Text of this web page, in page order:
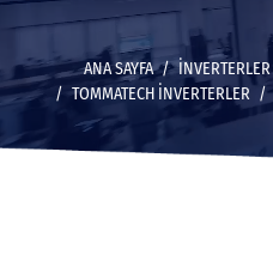
ANA SAYFA İNVERTERLER
TOMMATECH İNVERTERLER